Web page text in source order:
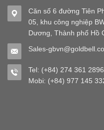
Căn số 6 đường Tiên
05, khu công nghiệp
Dương, Thành phố Hồ
Sales-
Tel: (+84) 274 361 2896
Mobi: (+84) 977 145